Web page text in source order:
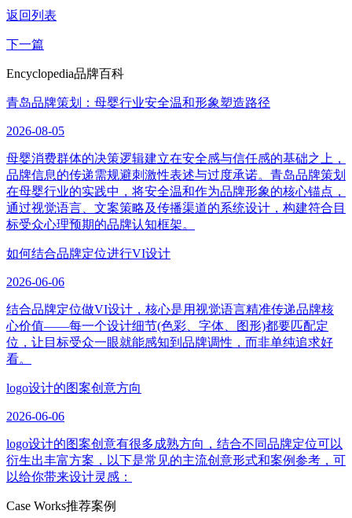
返回列表
下一篇
Encyclopedia品牌百科
青岛品牌策划：母婴行业安全温和形象塑造路径
2026-08-05
母婴消费群体的决策逻辑建立在安全感与信任感的基础之上，
品牌信息的传递需规避刺激性表述与过度承诺。青岛品牌策划
在母婴行业的实践中，将安全温和作为品牌形象的核心锚点，
通过视觉语言、文案策略及传播渠道的系统设计，构建符合目
标受众心理预期的品牌认知框架。
如何结合品牌定位进行VI设计
2026-06-06
结合品牌定位做VI设计，核心是用视觉语言精准传递品牌核
心价值——每一个设计细节(色彩、字体、图形)都要匹配定
位，让目标受众一眼就能感知到品牌调性，而非单纯追求好
看。
logo设计的图案创意方向
2026-06-06
logo设计的图案创意有很多成熟方向，结合不同品牌定位可以
衍生出丰富方案，以下是常见的主流创意形式和案例参考，可
以给你带来设计灵感：
Case Works推荐案例